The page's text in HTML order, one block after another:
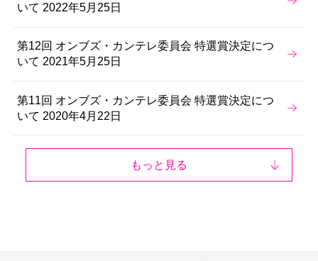
いて 2022年5月25日
第12回 オンブズ・カンテレ委員会 特選賞決定につ
いて 2021年5月25日
第11回 オンブズ・カンテレ委員会 特選賞決定につ
いて 2020年4月22日
もっと見る